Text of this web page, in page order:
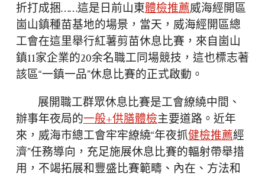
折打成捆……這是日前山東體檢推薦威海經開區
崮山鎮種苗基地的場景，當天，威海經開區總
工會在這里舉行紅薯剪苗休息比賽，來自崮山
鎮11家企業的20余名職工同場競技，這也標志著
該區“一鎮一品”休息比賽的正式啟動。
展開職工群眾休息比賽是工會繚繞中間、
辦事年夜局的一般+供膳體檢主要道路。近年
來，威海市總工會牢牢繚繞“年夜抓健檢推薦經
濟”任務導向，充足施展休息比賽的輻射帶舉措
用，不竭拓展和豐盛比賽範疇、內在、方法和